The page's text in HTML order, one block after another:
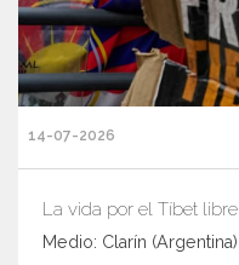
14-07-2026
La vida por el Tíbet libre
Medio: Clarín (Argentina)